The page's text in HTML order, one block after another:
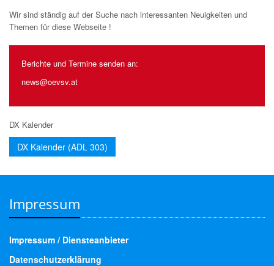
Wir sind ständig auf der Suche nach interessanten Neuigkeiten und
Themen für diese Webseite !
Berichte und Termine senden an:
news@oevsv.at
DX Kalender
DX Kalender (ADL 303)
Impressum
Impressum / Diensteanbieter
Datenschutzerklärung